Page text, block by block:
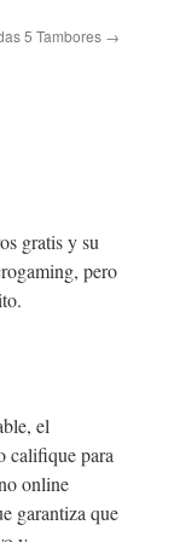
5 Tambores →
gratis y su
pero
el
califique para
online
garantiza que